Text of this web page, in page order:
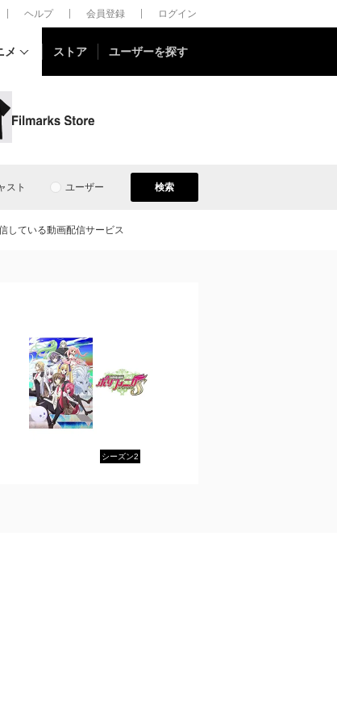
ヘルプ 会員登録 ログイン
メ ストア ユーザーを探す
スト ユーザー 検索
している動画配信サービス
シーズン2